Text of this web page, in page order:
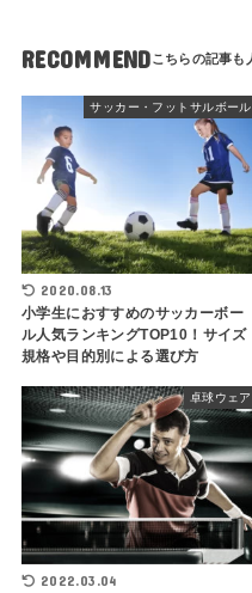
RECOMMEND
サッカー・フットサルボール
2020.08.13
小学生におすすめのサッカーボー
ル人気ランキングTOP10！サイズ
規格や目的別による選び方
卓球ウェア
2022.03.04